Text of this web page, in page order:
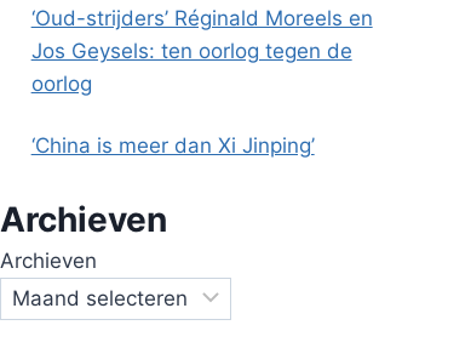
‘Oud-strijders’ Réginald Moreels en
Jos Geysels: ten oorlog tegen de
oorlog
‘China is meer dan Xi Jinping’
Archieven
Archieven